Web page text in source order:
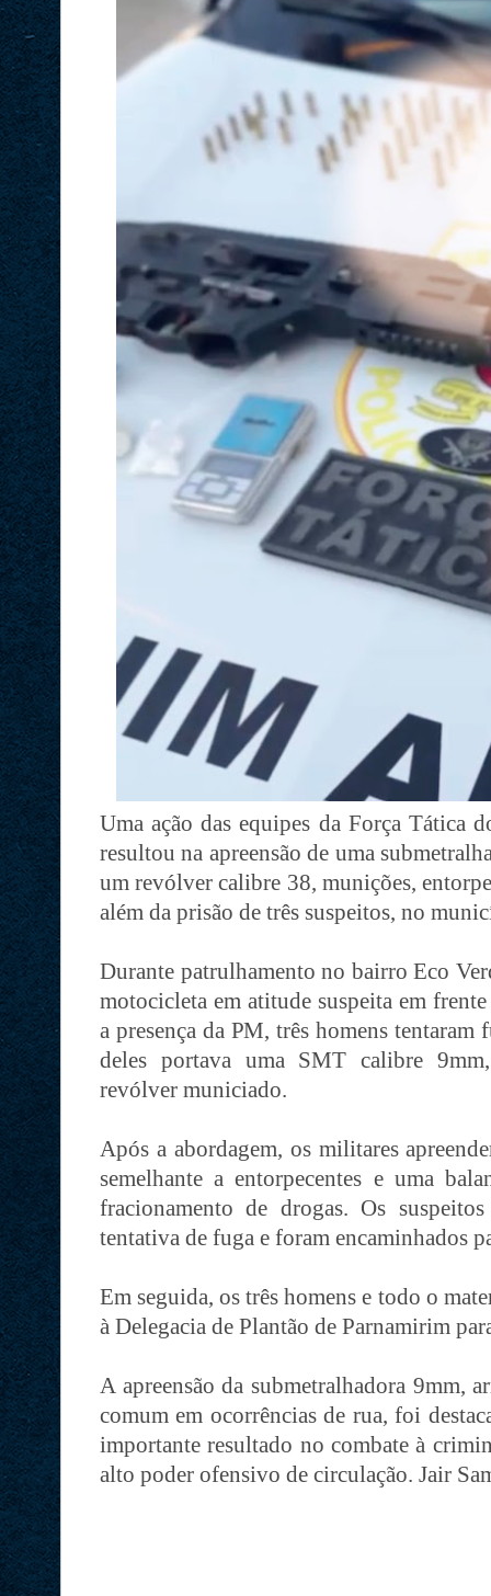
Uma ação das equipes da Força Tática
resultou na apreensão de uma
um revólver calibre 38, munições,
além da prisão de três suspeitos, no
Durante patrulhamento no bairro Eco
motocicleta em atitude suspeita em
a presença da PM, três homens
deles portava uma SMT calibre
revólver municiado.
Após a abordagem, os militares
semelhante a entorpecentes e uma
fracionamento de drogas. Os
tentativa de fuga e foram encaminhados
Em seguida, os três homens e todo o
à Delegacia de Plantão de Parnamirim
A apreensão da submetralhadora 9mm,
comum em ocorrências de rua, foi
importante resultado no combate à
alto poder ofensivo de circulação. Jair